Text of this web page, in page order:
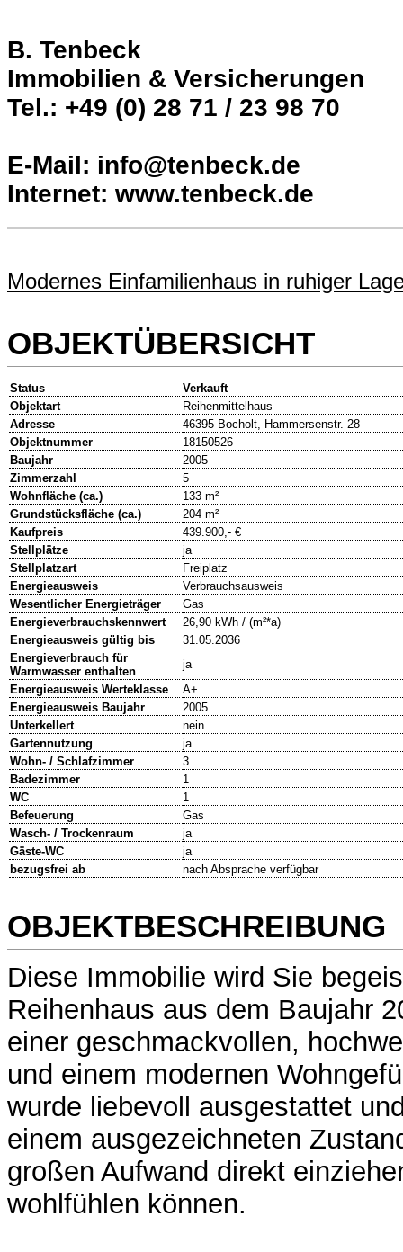
B. Tenbeck
Immobilien & Versicherungen
Tel.: +49 (0) 28 71 / 23 98 70
E-Mail: info@tenbeck.de
Internet: www.tenbeck.de
Modernes Einfamilienhaus in ruhiger
OBJEKTÜBERSICHT
Status
Verkauft
Objektart
Reihenmittelhaus
Adresse
46395 Bocholt, Hammersenstr. 28
Objektnummer
18150526
Baujahr
2005
Zimmerzahl
5
Wohnfläche (ca.)
133 m²
Grundstücksfläche (ca.)
204 m²
Kaufpreis
439.900,- €
Stellplätze
ja
Stellplatzart
Freiplatz
Energieausweis
Verbrauchsausweis
Wesentlicher Energieträger
Gas
Energieverbrauchskennwert
26,90 kWh / (m²*a)
Energieausweis gültig bis
31.05.2036
Energieverbrauch für
Warmwasser enthalten
ja
Energieausweis Werteklasse
A+
Energieausweis Baujahr
2005
Unterkellert
nein
Gartennutzung
ja
Wohn- / Schlafzimmer
3
Badezimmer
1
WC
1
Befeuerung
Gas
Wasch- / Trockenraum
ja
Gäste-WC
ja
bezugsfrei ab
nach Absprache verfügbar
OBJEKTBESCHREIBUNG
Diese Immobilie wird Sie
Reihenhaus aus dem Baujahr
einer geschmackvollen,
und einem modernen
wurde liebevoll ausgestattet
einem ausgezeichneten
großen Aufwand direkt
wohlfühlen können.